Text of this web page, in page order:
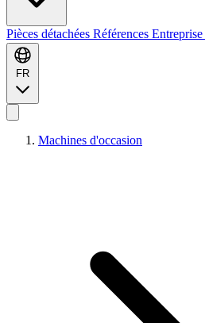
Pièces détachées Références Entreprise
FR
Machines d'occasion